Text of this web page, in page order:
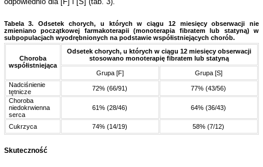
Tabela 3. Odsetek chorych, u których w ciągu 12 miesięcy obserwacji nie
zmieniano początkowej farmakoterapii (monoterapia fibratem lub statyną) w
subpopulacjach wyodrębnionych na podstawie współistniejących chorób.
Choroba
współistniejąca
Odsetek chorych, u których w ciągu 12 miesięcy obserwacji
stosowano monoterapię fibratem lub statyną
Grupa [F]
Grupa [S]
Nadciśnienie
tętnicze
72% (66/91)
77% (43/56)
Choroba
niedokrwienna
serca
61% (28/46) 64% (36/43)
Cukrzyca 74% (14/19) 58% (7/12)
Skuteczność